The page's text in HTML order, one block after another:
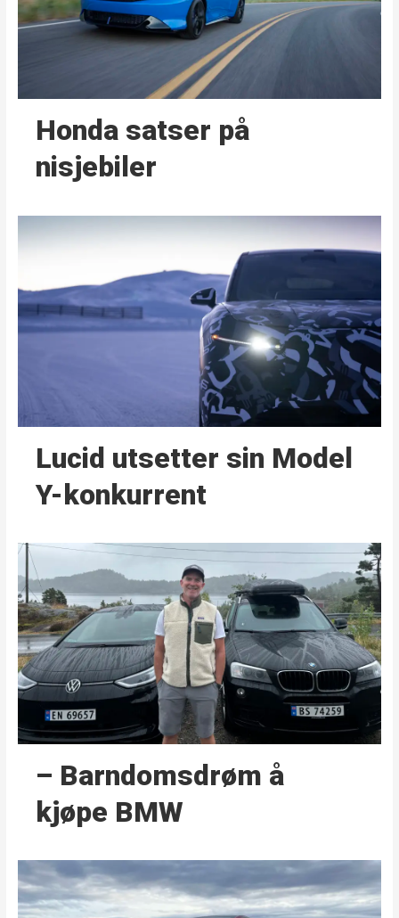
Honda satser på
nisjebiler
Lucid utsetter sin Model
Y-konkurrent
– Barndoms­drøm å
kjøpe BMW